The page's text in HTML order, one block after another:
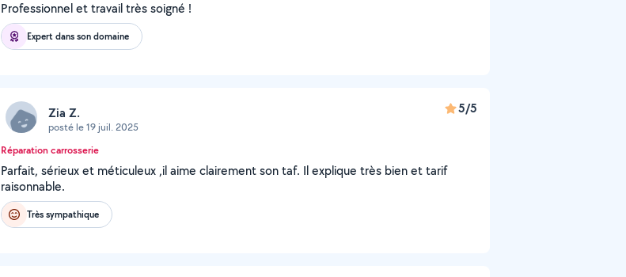
Professionnel et travail très soigné !
Expert dans son domaine
Zia Z.
posté le 19 juil. 2025
5/5
Réparation carrosserie
Parfait, sérieux et méticuleux ,il aime clairement son taf. Il explique très bien et tarif
raisonnable.
Très sympathique